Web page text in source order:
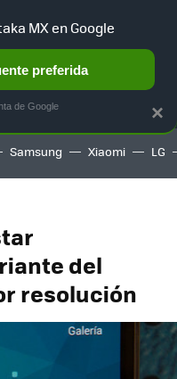
AUTO TERRITORIO
Samsung Xiaomi LG
del
resolución
×
MX en Google
preferida
de Google